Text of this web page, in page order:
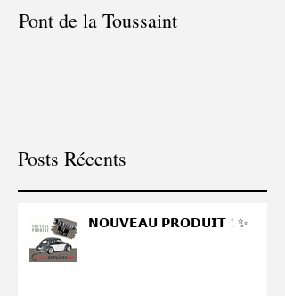
Pont de la Toussaint
Posts Récents
𝗡𝗢𝗨𝗩𝗘𝗔𝗨 𝗣𝗥𝗢𝗗𝗨𝗜𝗧 ! ✨